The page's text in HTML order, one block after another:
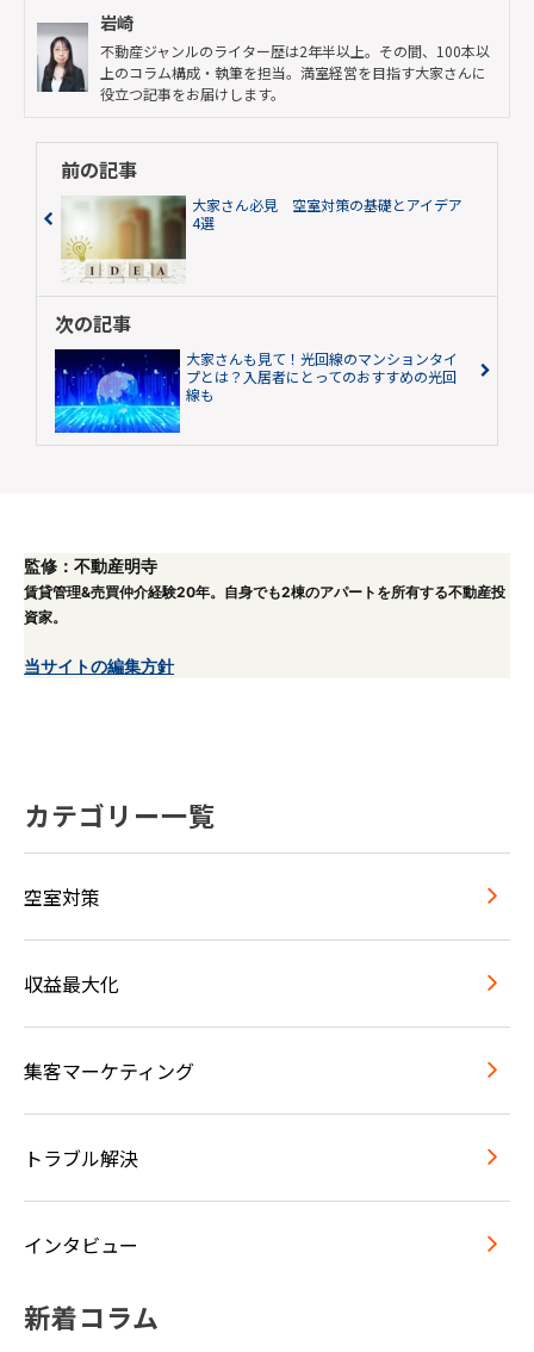
岩崎
不動産ジャンルのライター歴は2年半以上。その間、100本以
上のコラム構成・執筆を担当。満室経営を目指す大家さんに
役立つ記事をお届けします。
前の記事
大家さん必見 空室対策の基礎とアイデア
4選
次の記事
大家さんも見て！光回線のマンションタイ
プとは？入居者にとってのおすすめの光回
線も
監修：不動産明寺
賃貸管理&売買仲介経験20年。自身でも2棟のアパートを所有する不動産投
資家。
当サイトの編集方針
カテゴリー一覧
空室対策
収益最大化
集客マーケティング
トラブル解決
インタビュー
新着コラム